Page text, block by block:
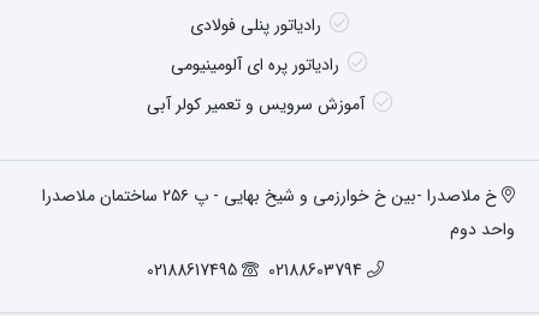
رادیاتور پنلی فولادی
رادیاتور پره ای آلومینیومی
آموزش سرویس و تعمیر کولر آبی
خ ملاصدرا -بین خ خوارزمی و شیخ بهایی - پ ۲۵۶ ساختمان ملاصدرا
واحد دوم
02188603794
02188617495